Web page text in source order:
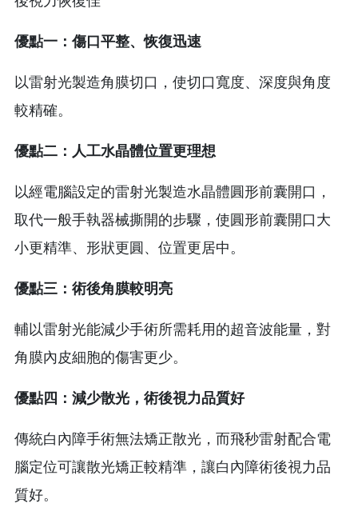
優點一：傷口平整、恢復迅速
以雷射光製造角膜切口，使切口寬度、深度與角度
較精確。
優點二：人工水晶體位置更理想
以經電腦設定的雷射光製造水晶體圓形前囊開口，
取代一般手執器械撕開的步驟，使圓形前囊開口大
小更精準、形狀更圓、位置更居中。
優點三：術後角膜較明亮
輔以雷射光能減少手術所需耗用的超音波能量，對
角膜內皮細胞的傷害更少。
優點四：減少散光，術後視力品質好
傳統白內障手術無法矯正散光，而飛秒雷射配合電
腦定位可讓散光矯正較精準，讓白內障術後視力品
質好。